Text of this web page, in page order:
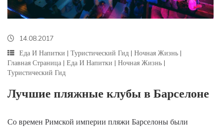
14.08.2017
Еда И Напитки | Туристический Гид | Ночная Жизнь |
Главная Страница | Еда И Напитки | Ночная Жизнь |
Туристический Гид
Лучшие пляжные клубы в Барселоне
Со времен Римской империи пляжи Барселоны были